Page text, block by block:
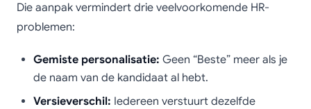
Die aanpak vermindert drie veelvoorkomende HR-
problemen:
Gemiste personalisatie: Geen “Beste” meer als je
de naam van de kandidaat al hebt.
Versieverschil: Iedereen verstuurt dezelfde